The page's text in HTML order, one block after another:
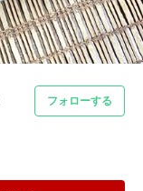
フォローする